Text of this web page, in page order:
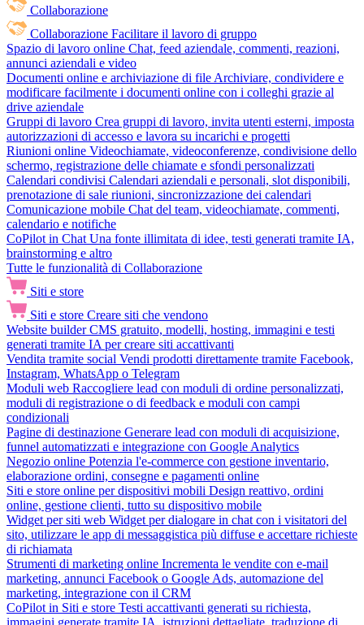
Collaborazione
Collaborazione Facilitare il lavoro di gruppo
Spazio di lavoro online Chat, feed aziendale, commenti, reazioni,
annunci aziendali e video
Documenti online e archiviazione di file Archiviare, condividere e
modificare facilmente i documenti online con i colleghi grazie al
drive aziendale
Gruppi di lavoro Crea gruppi di lavoro, invita utenti esterni, imposta
autorizzazioni di accesso e lavora su incarichi e progetti
Riunioni online Videochiamate, videoconferenze, condivisione dello
schermo, registrazione delle chiamate e sfondi personalizzati
Calendari condivisi Calendari aziendali e personali, slot disponibili,
prenotazione di sale riunioni, sincronizzazione dei calendari
Comunicazione mobile Chat del team, videochiamate, commenti,
calendario e notifiche
CoPilot in Chat Una fonte illimitata di idee, testi generati tramite IA,
brainstorming e altro
Tutte le funzionalità di Collaborazione
Siti e store
Siti e store Creare siti che vendono
Website builder CMS gratuito, modelli, hosting, immagini e testi
generati tramite IA per creare siti accattivanti
Vendita tramite social Vendi prodotti direttamente tramite Facebook,
Instagram, WhatsApp o Telegram
Moduli web Raccogliere lead con moduli di ordine personalizzati,
moduli di registrazione o di feedback e moduli con campi
condizionali
Pagine di destinazione Generare lead con moduli di acquisizione,
funnel automatizzati e integrazione con Google Analytics
Negozio online Potenzia l'e-commerce con gestione inventario,
elaborazione ordini, consegne e pagamenti online
Siti e store online per dispositivi mobili Design reattivo, ordini
online, gestione clienti, tutto su dispositivo mobile
Widget per siti web Widget per dialogare in chat con i visitatori del
sito, utilizzare le app di messaggistica più diffuse e accettare richieste
di richiamata
Strumenti di marketing online Incrementa le vendite con e-mail
marketing, annunci Facebook o Google Ads, automazione del
marketing, integrazione con il CRM
CoPilot in Siti e store Testi accattivanti generati su richiesta,
immagini generate tramite IA, istruzioni dettagliate, traduzione di